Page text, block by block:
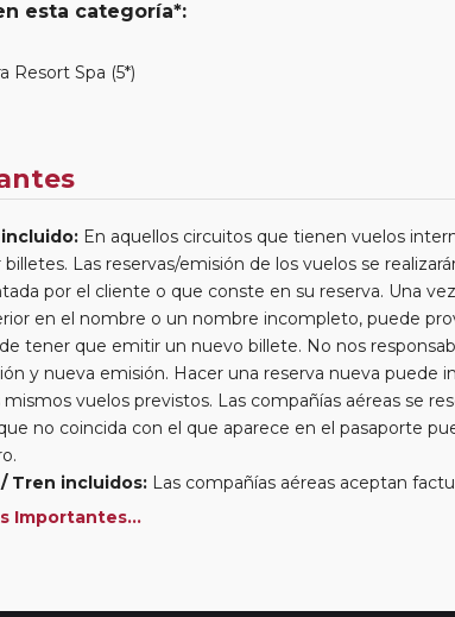
esta categoría*:
Resort Spa (5*)
En aquellos circuitos que tienen vuelos
Las reservas/emisión de los vuelos se
por el cliente o que conste en su reserva. Una
en el nombre o un nombre incompleto, puede
tener que emitir un nuevo billete. No nos
y nueva emisión. Hacer una reserva nueva puede
vuelos previstos. Las compañías aéreas se
no coincida con el que aparece en el pasaporte
Tren incluidos: Las compañías aéreas aceptan
de llevar sobrepeso, deberá abonar directamente el
Importantes...